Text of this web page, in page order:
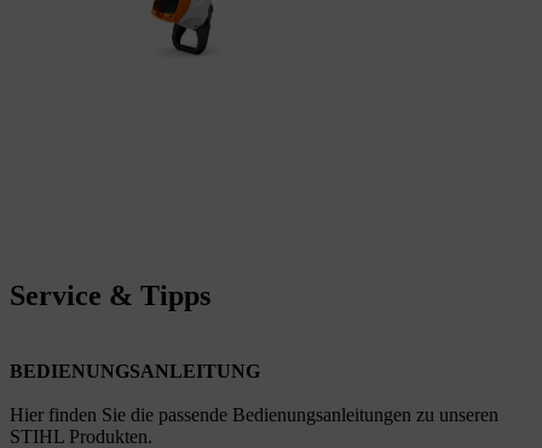
Service & Tipps
BEDIENUNGSANLEITUNG
Hier finden Sie die passende Bedienungsanleitungen zu unseren
STIHL Produkten.